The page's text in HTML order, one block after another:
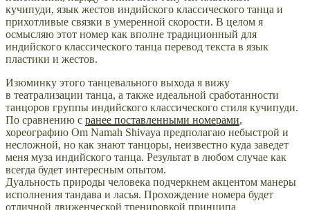
кучипуди, язык жестов индийского классического танца и
прихотливые связки в умеренной скорости. В целом я
осмысляю этот номер как вполне традиционный для
индийского классического танца перевод текста в язык
пластики и жестов.
Изюминку этого танцевального выхода я вижу
в театрализации танца, а также идеальной сработанности
танцоров группы индийского классического стиля кучипуди.
По сравнению с ранее поставленными номерами,
хореографию Om Namah Shivaya предполагаю небыстрой и
несложной, но как знают танцоры, неизвестно куда заведет
меня муза индийского танца. Результат в любом случае как
всегда будет интересным опытом.
Дуальность природы человека подчеркнем акцентом манеры
исполнения тандава и ласья. Прохождение номера будет
отличной движенческой тренировкой принципа